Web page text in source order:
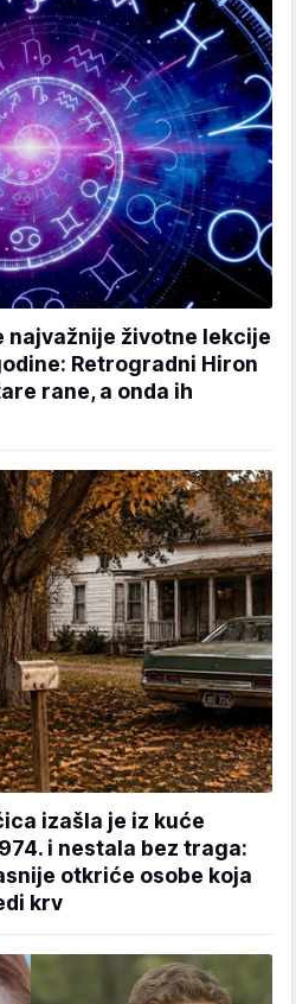
najvažnije životne lekcije
Retrogradni Hiron
rane, a onda ih
izašla je iz kuće
i nestala bez traga:
otkriće osobe koja
krv